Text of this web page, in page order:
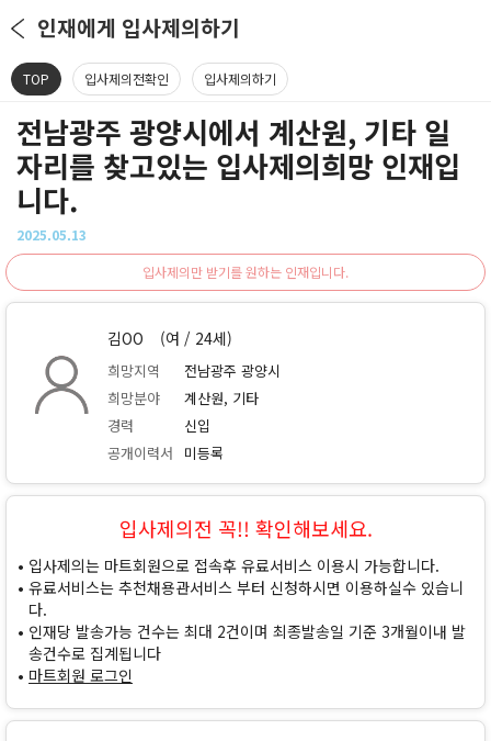
인재에게 입사제의하기
TOP 입사제의전확인 입사제의하기
전남광주 광양시에서 계산원, 기타 일
자리를 찾고있는 입사제의희망 인재입
니다.
2025.05.13
입사제의만 받기를 원하는 인재입니다.
김OO (여 / 24세)
희망지역
전남광주 광양시
희망분야
계산원, 기타
경력
신입
공개이력서
미등록
입사제의전 꼭!! 확인해보세요.
입사제의는 마트회원으로 접속후 유료서비스 이용시 가능합니다.
유료서비스는 추천채용관서비스 부터 신청하시면 이용하실수 있습니
다.
인재당 발송가능 건수는 최대 2건이며 최종발송일 기준 3개월이내 발
송건수로 집계됩니다
마트회원 로그인